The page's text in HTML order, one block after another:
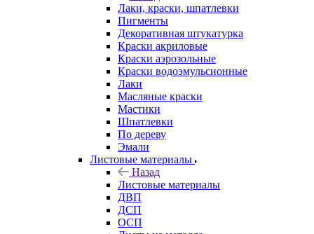
Лаки, краски, шпатлевки
Пигменты
Декоративная штукатурка
Краски акриловые
Краски аэрозольные
Краски водоэмульсионные
Лаки
Масляные краски
Мастики
Шпатлевки
По дереву
Эмали
Листовые материалы
Назад
Листовые материалы
ДВП
ДСП
ОСП